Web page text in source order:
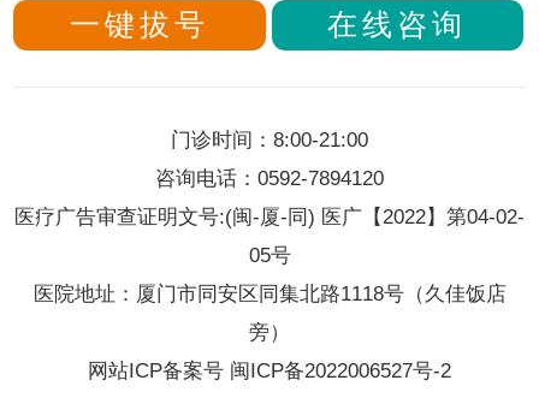
一键拔号 在线咨询
门诊时间：8:00-21:00
咨询电话：0592-7894120
医疗广告审查证明文号:(闽-厦-同) 医广【2022】第04-02-
05号
医院地址：厦门市同安区同集北路1118号（久佳饭店
旁）
网站ICP备案号 闽ICP备2022006527号-2